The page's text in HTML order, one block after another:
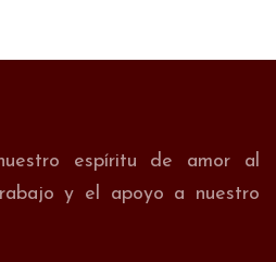
espíritu de amor al
y el apoyo a nuestro